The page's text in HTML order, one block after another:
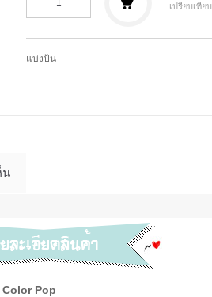
เปรียบเทียบ
แบ่งปัน
น
Pop